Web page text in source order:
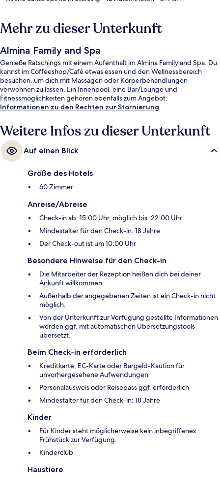
Mehr zu dieser Unterkunft
Almina Family and Spa
Genieße Ratschings mit einem Aufenthalt im Almina Family and Spa. Du
kannst im Coffeeshop/Café etwas essen und den Wellnessbereich
besuchen, um dich mit Massagen oder Körperbehandlungen
verwöhnen zu lassen. Ein Innenpool, eine Bar/Lounge und
Fitnessmöglichkeiten gehören ebenfalls zum Angebot.
Informationen zu den Rechten zur Stornierung
Weitere Infos zu dieser Unterkunft
Auf einen Blick
Größe des Hotels
60 Zimmer
Anreise/Abreise
Check-in ab: 15:00 Uhr, möglich bis: 22:00 Uhr
Mindestalter für den Check-in: 18 Jahre
Der Check-out ist um 10:00 Uhr
Besondere Hinweise für den Check-in
Die Mitarbeiter der Rezeption heißen dich bei deiner
Ankunft willkommen.
Außerhalb der angegebenen Zeiten ist ein Check-in nicht
möglich.
Von der Unterkunft zur Verfügung gestellte Informationen
werden ggf. mit automatischen Übersetzungstools
übersetzt.
Beim Check-in erforderlich
Kreditkarte, EC-Karte oder Bargeld-Kaution für
unvorhergesehene Aufwendungen
Personalausweis oder Reisepass ggf. erforderlich
Mindestalter für den Check-in: 18 Jahre
Kinder
Für Kinder steht möglicherweise kein inbegriffenes
Frühstück zur Verfügung.
Kinderclub
Haustiere